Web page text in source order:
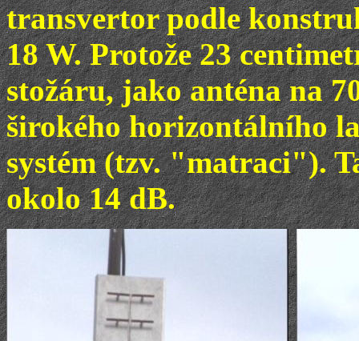
transvertor podle
18 W. Protože 23
stožáru, jako anténa na
širokého horizontálního
systém (tzv. "matraci").
okolo 14 dB.